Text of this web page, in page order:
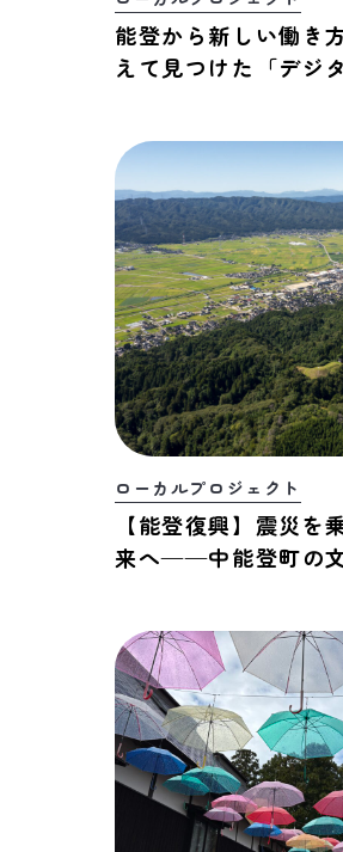
能登から新しい働き
えて見つけた「デジ
ローカルプロジェクト
【能登復興】震災を
来へ——中能登町の